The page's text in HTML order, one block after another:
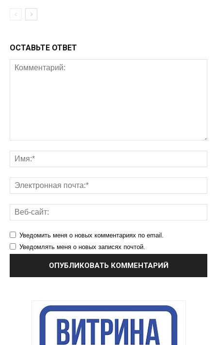
ОСТАВЬТЕ ОТВЕТ
Уведомить меня о новых комментариях по email.
Уведомлять меня о новых записях почтой.